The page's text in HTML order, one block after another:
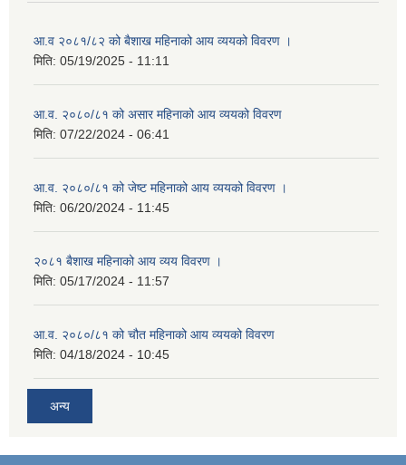
आ.व २०८१/८२ को बैशाख महिनाको आय व्ययको विवरण ।
मिति: 05/19/2025 - 11:11
आ.व. २०८०/८१ को असार महिनाको आय व्ययको विवरण
मिति: 07/22/2024 - 06:41
आ.व. २०८०/८१ को जेष्ट महिनाको आय व्ययको विवरण ।
मिति: 06/20/2024 - 11:45
२०८१ बैशाख महिनाको आय व्यय विवरण ।
मिति: 05/17/2024 - 11:57
आ.व. २०८०/८१ को चौत महिनाको आय व्ययको विवरण
मिति: 04/18/2024 - 10:45
अन्य